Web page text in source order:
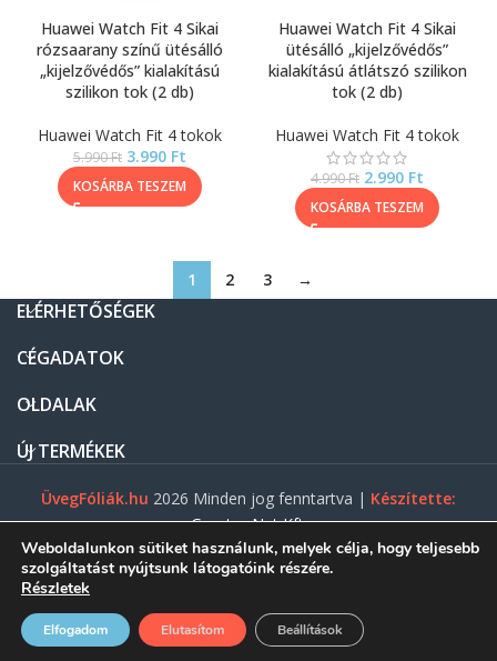
Huawei Watch Fit 4 Sikai
rózsaarany színű ütésálló
„kijelzővédős” kialakítású
szilikon tok (2 db)
Huawei Watch Fit 4 tokok
5.990Ft 3.990 Ft
KOSÁRBA TESZEM
Huawei Watch Fit 4 Sikai
ütésálló „kijelzővédős”
kialakítású átlátszó szilikon
tok (2 db)
Huawei Watch Fit 4 tokok
4.990Ft 2.990 Ft
KOSÁRBA TESZEM
1 2 3 →
ELÉRHETŐSÉGEK
CÉGADATOK
OLDALAK
ÚJ TERMÉKEK
ÜvegFóliák.hu 2026 Minden jog fenntartva | Készítette:
Gasztro Net Kft.
Weboldalunkon sütiket használunk, melyek célja, hogy teljesebb
szolgáltatást nyújtsunk látogatóink részére.
Részletek
Elfogadom Elutasítom Beállítások
MenüShopFiókomKosár